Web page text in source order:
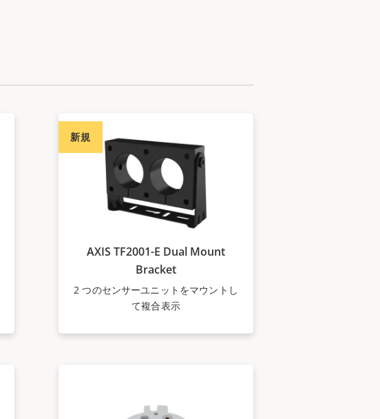
新規
AXIS TF2001-E Dual Mount
Bracket
2 つのセンサーユニットをマウントし
て複合表示